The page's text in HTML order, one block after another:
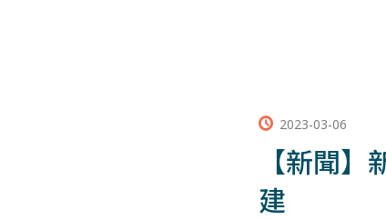
2023-03-06
【新聞
建